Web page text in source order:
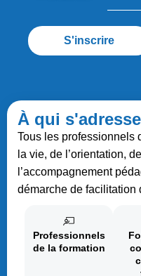
S'inscrire
À qui
Tous les professionnels
la vie, de l’orientation,
l’accompagnement
démarche de facilitation
Professionnels
de la formation